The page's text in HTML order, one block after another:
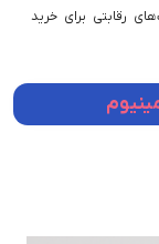
رقابتی برای خرید